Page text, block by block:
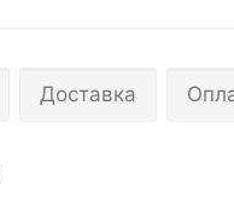
Доставка